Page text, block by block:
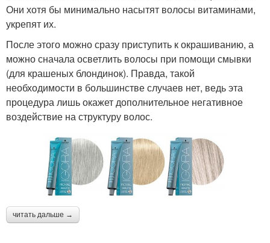
Они хотя бы минимально насытят волосы витаминами,
укрепят их.
После этого можно сразу приступить к окрашиванию, а
можно сначала осветлить волосы при помощи смывки
(для крашеных блондинок). Правда, такой
необходимости в большинстве случаев нет, ведь эта
процедура лишь окажет дополнительное негативное
воздействие на структуру волос.
читать дальше →